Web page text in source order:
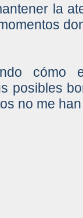
la
posibles
no me